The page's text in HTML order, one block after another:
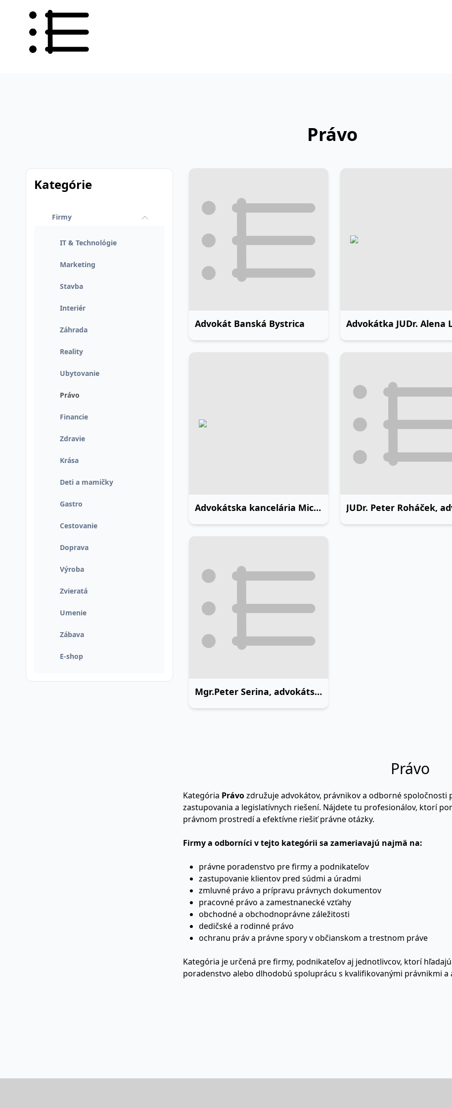
Právo
Kategórie
Firmy
IT & Technológie
Marketing
Stavba
Interiér
Záhrada
Reality
Ubytovanie
Právo
Financie
Zdravie
Krása
Deti a mamičky
Gastro
Cestovanie
Doprava
Výroba
Zvieratá
Umenie
Zábava
E-shop
Advokát Banská Bystrica
Advokátska kancelária Michal Maťaš
Mgr.Peter Serina, advokátska kancelária s. r. o.
Právo
Kategória Právozdružuje advokátov, právnikov a odborné spoločnosti
zastupovania a legislatívnych riešení. Nájdete tu profesionálov, ktorí
právnom prostredí a efektívne riešiť právne otázky.
Firmy a odborníci v tejto kategórii sa zameriavajú najmä na:
právne poradenstvo pre firmy a podnikateľov
zastupovanie klientov pred súdmi a úradmi
zmluvné právo a prípravu právnych dokumentov
pracovné právo a zamestnanecké vzťahy
obchodné a obchodnoprávne záležitosti
dedičské a rodinné právo
ochranu práv a právne spory v občianskom a trestnom práve
Kategória je určená pre firmy, podnikateľov aj jednotlivcov, ktorí
poradenstvo alebo dlhodobú spoluprácu s kvalifikovanými právnikmi a